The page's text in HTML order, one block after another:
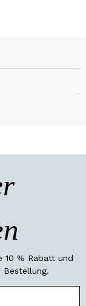
10 % Rabatt und
Bestellung.